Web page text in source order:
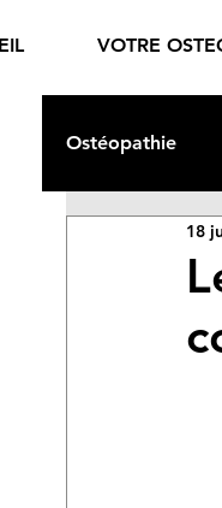
VOTRE
Ostéopathie
18